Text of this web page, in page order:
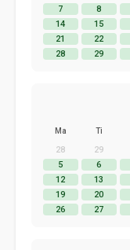
7
8
14
15
21
22
28
29
Ma Ti
28 29
5
6
12
13
19
20
26
27